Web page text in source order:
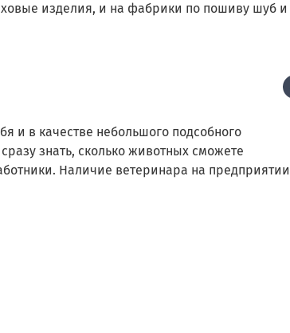
изделия, и на фабрики по пошиву шуб и
и в качестве небольшого подсобного
знать, сколько животных сможете
Наличие ветеринара на предприятии